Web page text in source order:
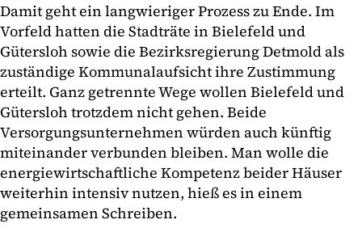
Damit geht ein langwieriger Prozess zu Ende. Im
Vorfeld hatten die Stadträte in Bielefeld und
Gütersloh sowie die Bezirksregierung Detmold als
zuständige Kommunalaufsicht ihre Zustimmung
erteilt. Ganz getrennte Wege wollen Bielefeld und
Gütersloh trotzdem nicht gehen. Beide
Versorgungsunternehmen würden auch künftig
miteinander verbunden bleiben. Man wolle die
energiewirtschaftliche Kompetenz beider Häuser
weiterhin intensiv nutzen, hieß es in einem
gemeinsamen Schreiben.